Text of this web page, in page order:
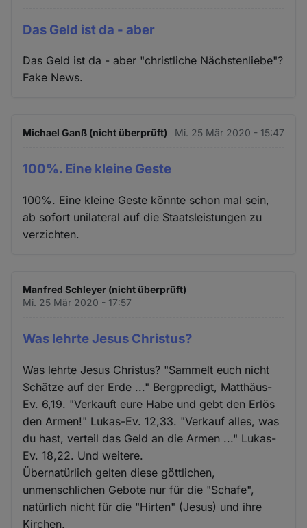
Das Geld ist da - aber
Das Geld ist da - aber "christliche Nächstenliebe"?
Fake News.
Michael Ganß (nicht überprüft) Mi. 25 Mär 2020 - 15:47
100%. Eine kleine Geste
100%. Eine kleine Geste könnte schon mal sein,
ab sofort unilateral auf die Staatsleistungen zu
verzichten.
Manfred Schleyer (nicht überprüft)
Mi. 25 Mär 2020 - 17:57
Was lehrte Jesus Christus?
Was lehrte Jesus Christus? "Sammelt euch nicht
Schätze auf der Erde ..." Bergpredigt, Matthäus-
Ev. 6,19. "Verkauft eure Habe und gebt den Erlös
den Armen!" Lukas-Ev. 12,33. "Verkauf alles, was
du hast, verteil das Geld an die Armen ..." Lukas-
Ev. 18,22. Und weitere.
Übernatürlich gelten diese göttlichen,
unmenschlichen Gebote nur für die "Schafe",
natürlich nicht für die "Hirten" (Jesus) und ihre
Kirchen.